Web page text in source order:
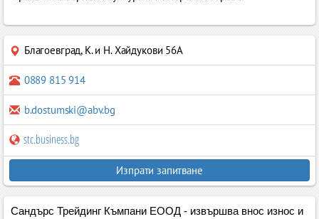
Благоевград, К. и Н. Хайдукови 56А
0889 815 914
b.dostumski@abv.bg
stc.business.bg
Изпрати запитване
Сандърс Трейдинг Къмпани ЕООД - извършва внос износ и